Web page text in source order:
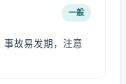
一般
事故易发期，注意